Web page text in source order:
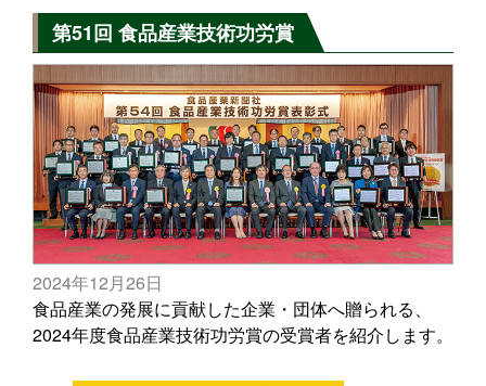
第51回 食品産業技術功労賞
2024年12月26日
食品産業の発展に貢献した企業・団体へ贈られる、
2024年度食品産業技術功労賞の受賞者を紹介します。